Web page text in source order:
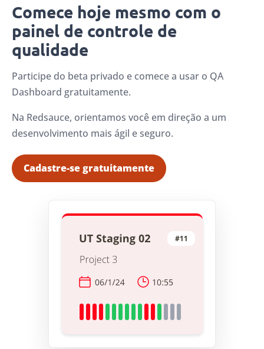
Comece hoje mesmo com o
painel de controle de
qualidade
Participe do beta privado e comece a usar o QA
Dashboard gratuitamente.
Na Redsauce, orientamos você em direção a um
desenvolvimento mais ágil e seguro.
Cadastre-se gratuitamente